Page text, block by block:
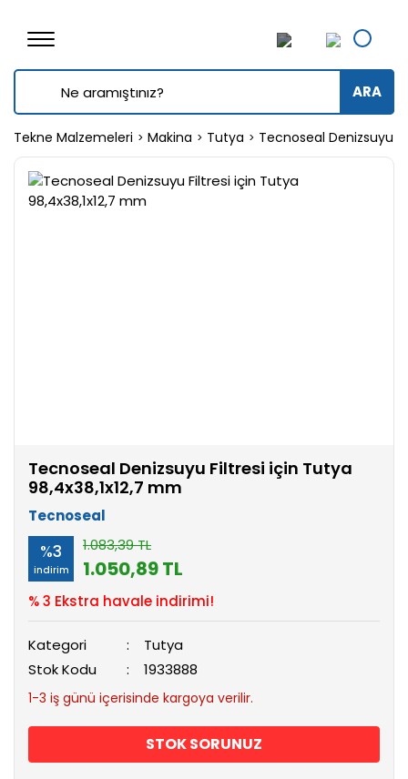
ARA
Tekne Malzemeleri Makina Tutya Tecnoseal Denizsuyu
Tecnoseal Denizsuyu Filtresi için Tutya
98,4x38,1x12,7 mm
Tecnoseal
%3
indirim
1.083,39 TL
1.050,89 TL
% 3 Ekstra havale indirimi!
Kategori
Tutya
Stok Kodu
1933888
1-3 iş günü içerisinde kargoya verilir.
STOK SORUNUZ